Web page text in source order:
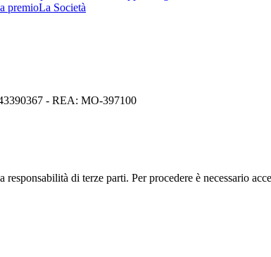
premioLa Società
- REA: MO-397100
di terze parti. Per procedere è necessario